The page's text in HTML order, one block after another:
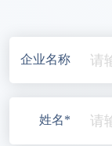
企业名称
姓名*